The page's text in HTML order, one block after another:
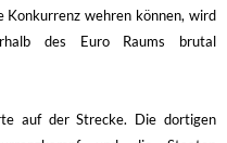
Konkurrenz wehren können, wird
des Euro Raums brutal
auf der Strecke. Die dortigen